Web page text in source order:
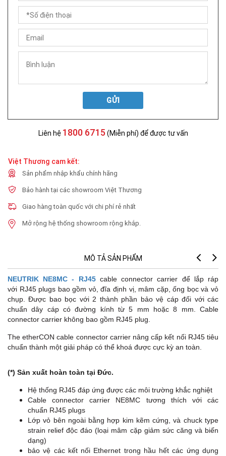
GỬI
Liên hệ 1800 6715 (Miễn phí) để được tư vấn
Việt Thương cam kết:
Sản phẩm nhập khẩu chính hãng
Bảo hành tại các showroom Việt Thương
Giao hàng toàn quốc với chi phí rẻ nhất
Mở rộng hệ thống showroom rộng khắp.
MÔ TẢ SẢN PHẨM
NEUTRIK NE8MC - RJ45cable connector carrier để lắp ráp
với RJ45 plugs bao gồm vỏ, đĩa định vị, mâm cặp, ống bọc và vỏ
chụp. Được bao bọc với 2 thành phần bảo vệ cáp đối với các
chuẩn dây cáp có đường kính từ 5 mm hoặc 8 mm. Cable
connector carrier không bao gồm RJ45 plug.
The etherCON cable connector carrier nâng cấp kết nối RJ45 tiêu
chuẩn thành một giải pháp có thể khoá được cực kỳ an toàn.
(*) Sản xuất hoàn toàn tại Đức.
Hệ thống RJ45 đáp ứng được các môi trường khắc nghiệt
Cable connector carrier NE8MC tương thích với các
chuẩn RJ45 plugs
Lớp vỏ bên ngoài bằng hợp kim kẽm cứng, và chuck type
strain relief độc đáo (loại mâm cặp giảm sức căng và biến
dạng)
bảo vệ các kết nối Ethernet trong hầu hết các ứng dụng